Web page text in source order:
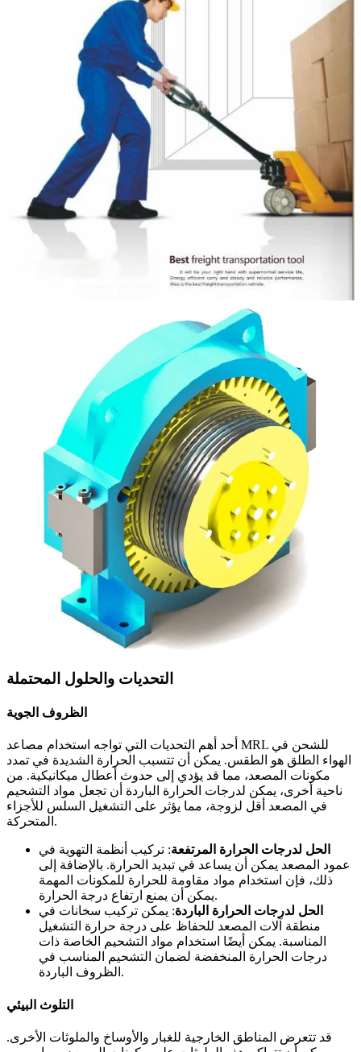
التحديات والحلول المحتملة
الظروف الجوية
أحد أهم التحديات التي تواجه استخدام مصاعد MRL للشحن في
الهواء الطلق هو الطقس. يمكن أن تتسبب الحرارة الشديدة في تمدد
مكونات المصعد، مما قد يؤدي إلى حدوث أعطال ميكانيكية. من
ناحية أخرى، يمكن لدرجات الحرارة الباردة أن تجعل مواد التشحيم
في المصعد أقل لزوجة، مما يؤثر على التشغيل السلس للأجزاء
المتحركة.
الحل لدرجات الحرارة المرتفعة: تركيب أنظمة التهوية في
عمود المصعد يمكن أن يساعد في تبديد الحرارة. بالإضافة إلى
ذلك، فإن استخدام مواد مقاومة للحرارة للمكونات المهمة
يمكن أن يمنع ارتفاع درجة الحرارة.
الحل لدرجات الحرارة الباردة: يمكن تركيب سخانات في
منطقة آلات المصعد للحفاظ على درجة حرارة التشغيل
المناسبة. يمكن أيضًا استخدام مواد التشحيم الخاصة ذات
درجات الحرارة المنخفضة لضمان التشحيم المناسب في
الظروف الباردة.
التلوث البيئي
قد تتعرض المناطق الخارجية للغبار والأوساخ والملوثات الأخرى.